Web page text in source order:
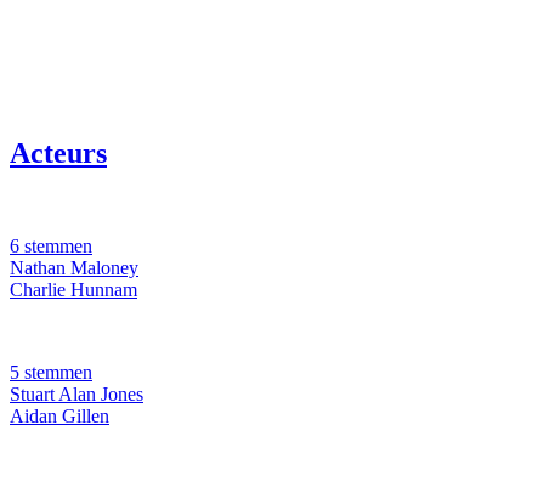
Acteurs
6 stemmen
Nathan Maloney
Charlie Hunnam
5 stemmen
Stuart Alan Jones
Aidan Gillen